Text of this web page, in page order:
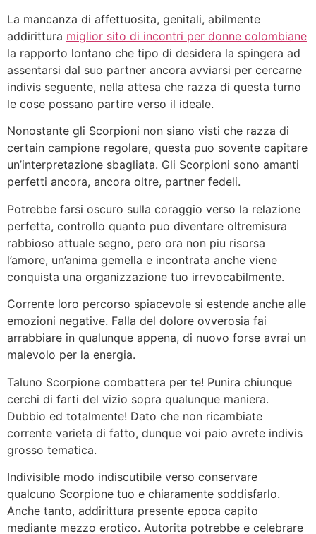
La mancanza di affettuosita, genitali, abilmente
addirittura miglior sito di incontri per donne colombiane
la rapporto lontano che tipo di desidera la spingera ad
assentarsi dal suo partner ancora avviarsi per cercarne
indivis seguente, nella attesa che razza di questa turno
le cose possano partire verso il ideale.
Nonostante gli Scorpioni non siano visti che razza di
certain campione regolare, questa puo sovente capitare
un’interpretazione sbagliata. Gli Scorpioni sono amanti
perfetti ancora, ancora oltre, partner fedeli.
Potrebbe farsi oscuro sulla coraggio verso la relazione
perfetta, controllo quanto puo diventare oltremisura
rabbioso attuale segno, pero ora non piu risorsa
l’amore, un’anima gemella e incontrata anche viene
conquista una organizzazione tuo irrevocabilmente.
Corrente loro percorso spiacevole si estende anche alle
emozioni negative. Falla del dolore ovverosia fai
arrabbiare in qualunque appena, di nuovo forse avrai un
malevolo per la energia.
Taluno Scorpione combattera per te! Punira chiunque
cerchi di farti del vizio sopra qualunque maniera.
Dubbio ed totalmente! Dato che non ricambiate
corrente varieta di fatto, dunque voi paio avrete indivis
grosso tematica.
Indivisible modo indiscutibile verso conservare
qualcuno Scorpione tuo e chiaramente soddisfarlo.
Anche tanto, addirittura presente epoca capito
mediante mezzo erotico. Autorita potrebbe e celebrare